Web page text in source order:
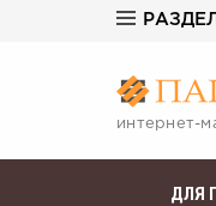
интернет-
ДЛЯ